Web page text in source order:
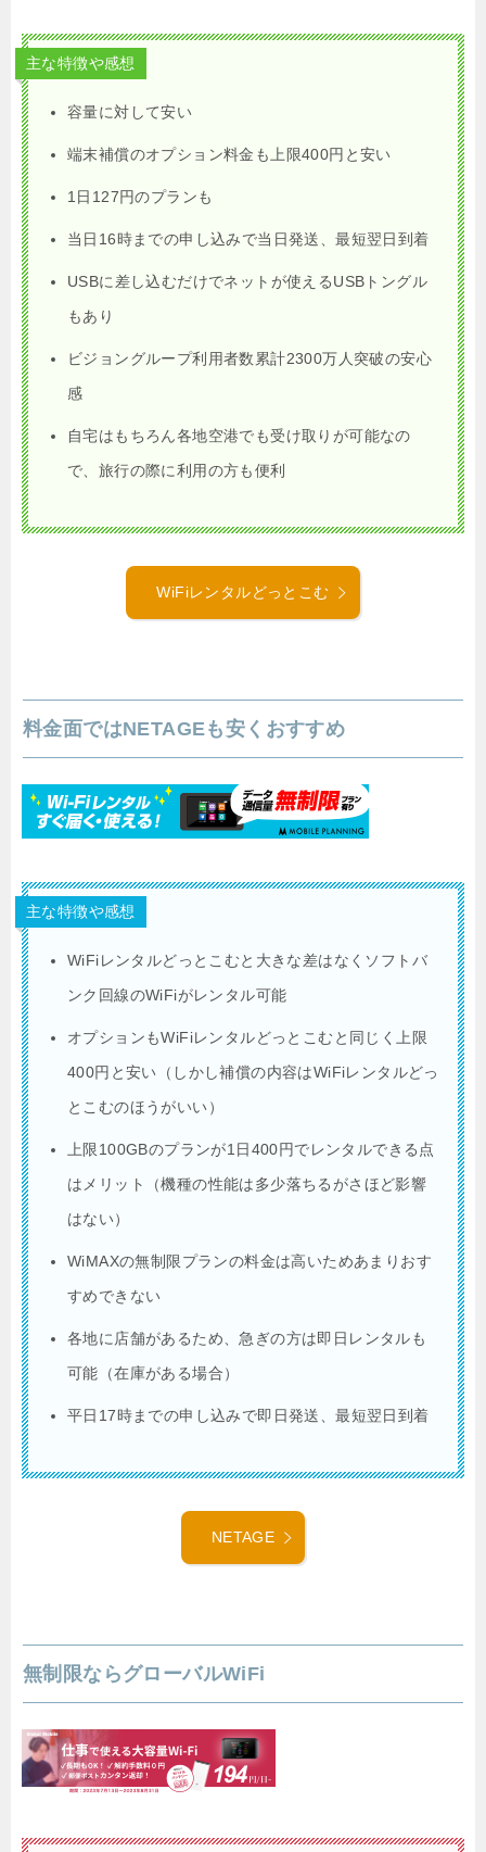
主な特徴や感想
容量に対して安い
端末補償のオプション料金も上限400円と安い
1日127円のプランも
当日16時までの申し込みで当日発送、最短翌日到着
USBに差し込むだけでネットが使えるUSBトングル
もあり
ビジョングループ利用者数累計2300万人突破の安心
感
自宅はもちろん各地空港でも受け取りが可能なの
で、旅行の際に利用の方も便利
WiFiレンタルどっとこむ
料金面ではNETAGEも安くおすすめ
主な特徴や感想
WiFiレンタルどっとこむと大きな差はなくソフトバ
ンク回線のWiFiがレンタル可能
オプションもWiFiレンタルどっとこむと同じく上限
400円と安い（しかし補償の内容はWiFiレンタルどっ
とこむのほうがいい）
上限100GBのプランが1日400円でレンタルできる点
はメリット（機種の性能は多少落ちるがさほど影響
はない）
WiMAXの無制限プランの料金は高いためあまりおす
すめできない
各地に店舗があるため、急ぎの方は即日レンタルも
可能（在庫がある場合）
平日17時までの申し込みで即日発送、最短翌日到着
NETAGE
無制限ならグローバルWiFi